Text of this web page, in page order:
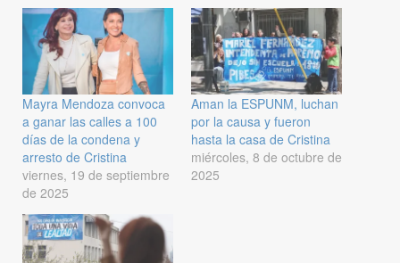
Mayra Mendoza convoca
a ganar las calles a 100
días de la condena y
arresto de Cristina
viernes, 19 de septiembre
de 2025
Aman la ESPUNM, luchan
por la causa y fueron
hasta la casa de Cristina
miércoles, 8 de octubre de
2025